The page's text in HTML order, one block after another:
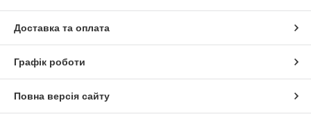
Доставка та оплата
Графік роботи
Повна версія сайту